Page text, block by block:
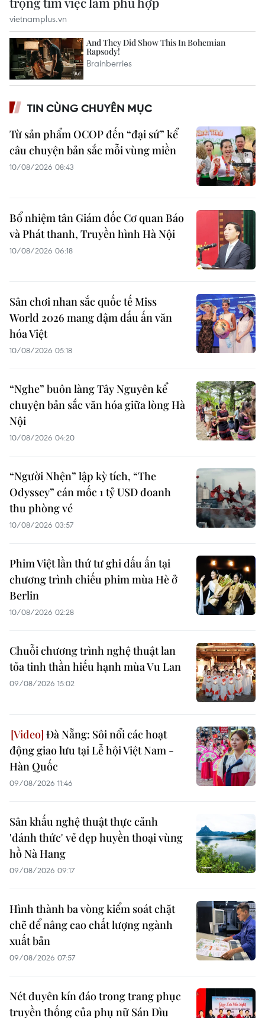
TIN CÙNG CHUYÊN MỤC
Từ sản phẩm OCOP đến “đại sứ” kể
câu chuyện bản sắc mỗi vùng miền
10/08/2026 08:43
Bổ nhiệm tân Giám đốc Cơ quan Báo
và Phát thanh, Truyền hình Hà Nội
10/08/2026 06:18
Sân chơi nhan sắc quốc tế Miss
World 2026 mang đậm dấu ấn văn
hóa Việt
10/08/2026 05:18
“Nghe” buôn làng Tây Nguyên kể
chuyện bản sắc văn hóa giữa lòng Hà
Nội
10/08/2026 04:20
“Người Nhện” lập kỳ tích, “The
Odyssey” cán mốc 1 tỷ USD doanh
thu phòng vé
10/08/2026 03:57
Phim Việt lần thứ tư ghi dấu ấn tại
chương trình chiếu phim mùa Hè ở
Berlin
10/08/2026 02:28
Chuỗi chương trình nghệ thuật lan
tỏa tinh thần hiếu hạnh mùa Vu Lan
09/08/2026 15:02
Đà Nẵng: Sôi nổi các hoạt
động giao lưu tại Lễ hội Việt Nam -
Hàn Quốc
09/08/2026 11:46
Sân khấu nghệ thuật thực cảnh
'đánh thức' vẻ đẹp huyền thoại vùng
hồ Nà Hang
09/08/2026 09:17
Hình thành ba vòng kiểm soát chặt
chẽ để nâng cao chất lượng ngành
xuất bản
09/08/2026 07:57
Nét duyên kín đáo trong trang phục
truyền thống của phụ nữ Sán Dìu